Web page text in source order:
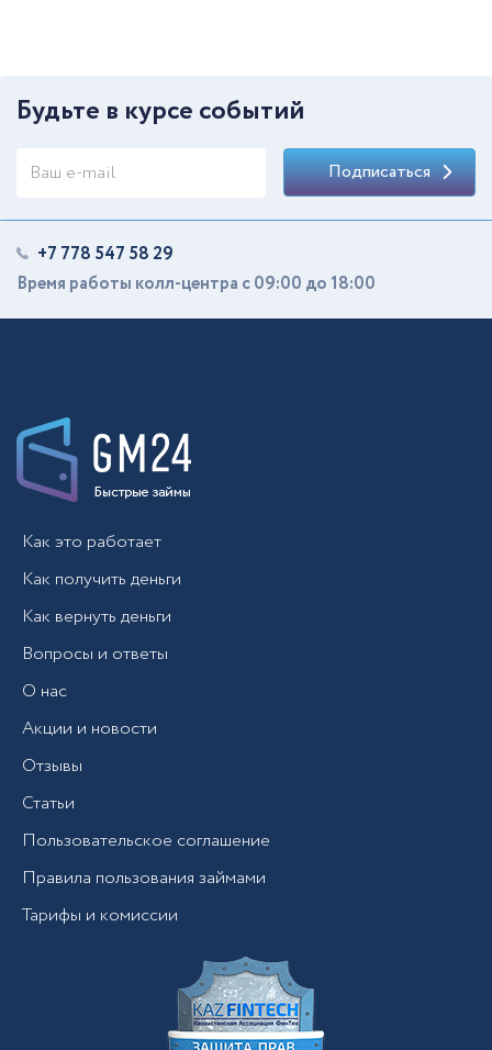
Будьте в курсе событий
Подписаться
+7 778 547 58 29
Время работы колл-центра с 09:00 до 18:00
Как это работает
Как получить деньги
Как вернуть деньги
Вопросы и ответы
О нас
Акции и новости
Отзывы
Статьи
Пользовательское соглашение
Правила пользования займами
Тарифы и комиссии